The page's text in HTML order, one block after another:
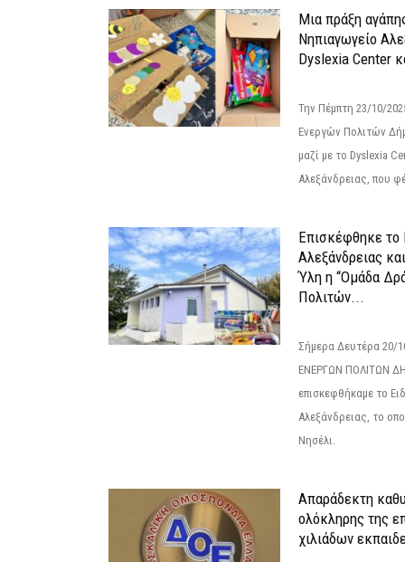
Μια πράξη
Νηπιαγωγείο
Dyslexia Center
Την Πέμπτη 23/10/
Ενεργών Πολιτών
μαζί με το Dyslexia
Αλεξάνδρειας, που
Επισκέφθηκε το
Αλεξάνδρειας
Ύλη η “Ομάδα
Πολιτών...
Σήμερα Δευτέρα
ΕΝΕΡΓΩΝ ΠΟΛΙΤΩΝ
επισκεφθήκαμε το
Αλεξάνδρειας, το
Νησέλι.
Απαράδεκτη
ολόκληρης της
χιλιάδων